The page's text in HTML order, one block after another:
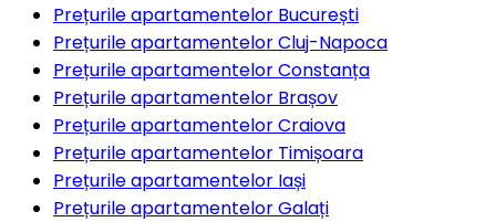
Prețurile apartamentelor București
Prețurile apartamentelorCluj-Napoca
Prețurile apartamentelorConstanța
Prețurile apartamentelor Brașov
Prețurile apartamentelorCraiova
Prețurile apartamentelor Timișoara
Prețurile apartamentelor Iași
Prețurile apartamentelorGalați